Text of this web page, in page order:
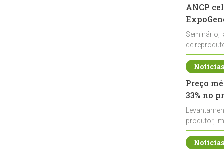
ANCP
Seminário,
de
durante a
Preço
33% no
produtor,
de leite cru